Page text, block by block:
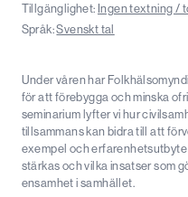
Tillgänglighet: Ingen textning /
Språk:Svenskt tal
Under våren har
för att förebygga och minska
seminarium lyfter vi hur
tillsammans kan bidra till att
exempel och
stärkas och vilka insatser som
ensamhet i samhället.